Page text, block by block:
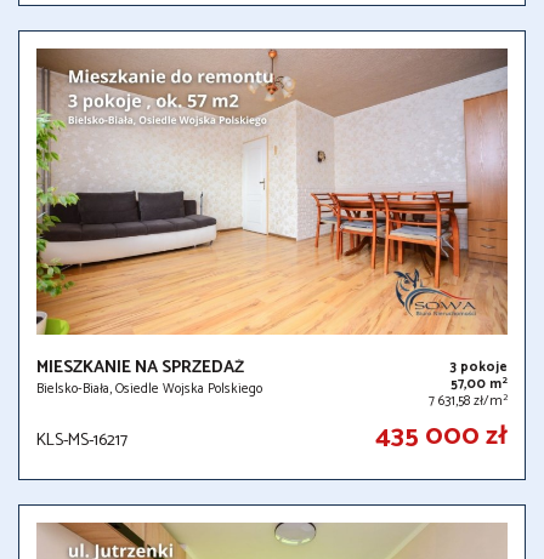
MIESZKANIE NA SPRZEDAŻ
Bielsko-Biała, Osiedle Wojska Polskiego
3 pokoje
57,00 m2
7 631,58 zł/m2
KLS-MS-16217 435 000 zł